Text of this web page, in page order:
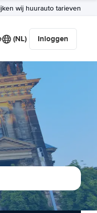
wij huurauto tarieven
(NL) Inloggen